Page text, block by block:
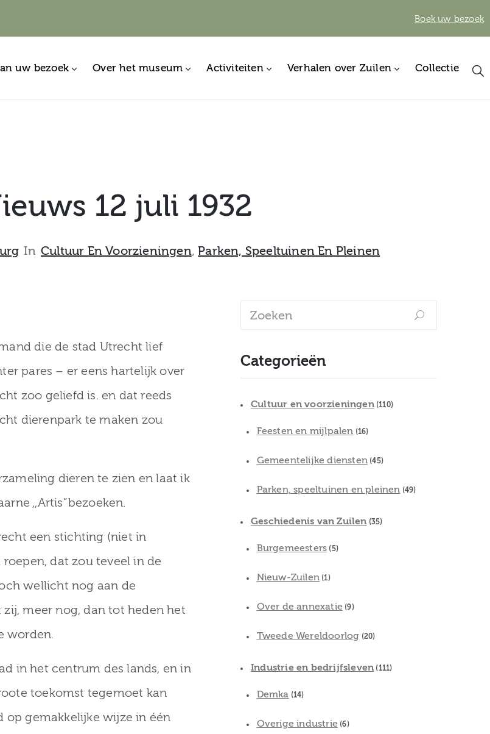
Boek uw bezoek
uw bezoek Over het museum Activiteiten Verhalen over Zuilen Collectie
12 juli 1932
In Cultuur En Voorzieningen‚Parken, Speeltuinen En Pleinen
die de stad Utrecht lief
pares – er eens hartelijk over
zoo geliefd is. en dat reeds
dierenpark te maken zou
dieren te zien en laat ik
,,Artis”bezoeken.
een stichting (niet in
dat zou teveel in de
wellicht nog aan de
meer nog, dan tot heden het
worden.
in het centrum des lands, en in
toekomst tegemoet kan
op gemakkelijke wijze in één
Categorieën
Cultuur en voorzieningen(110)
Feesten en mijlpalen (16)
Gemeentelijke diensten (45)
Parken, speeltuinen en pleinen (49)
Geschiedenis van Zuilen (35)
Burgemeesters (5)
Nieuw-Zuilen (1)
Over de annexatie (9)
Tweede Wereldoorlog (20)
Industrie en bedrijfsleven (111)
Demka (14)
Overige industrie (6)